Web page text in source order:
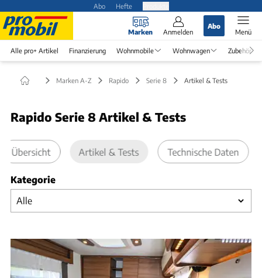
Abo Hefte
Marken Anmelden
Abo
Menü
Alle pro+ Artikel Finanzierung Wohnmobile Wohnwagen Zubehör
Marken A-Z Rapido Serie 8 Artikel & Tests
Rapido Serie 8 Artikel & Tests
Übersicht Artikel & Tests Technische Daten
Kategorie